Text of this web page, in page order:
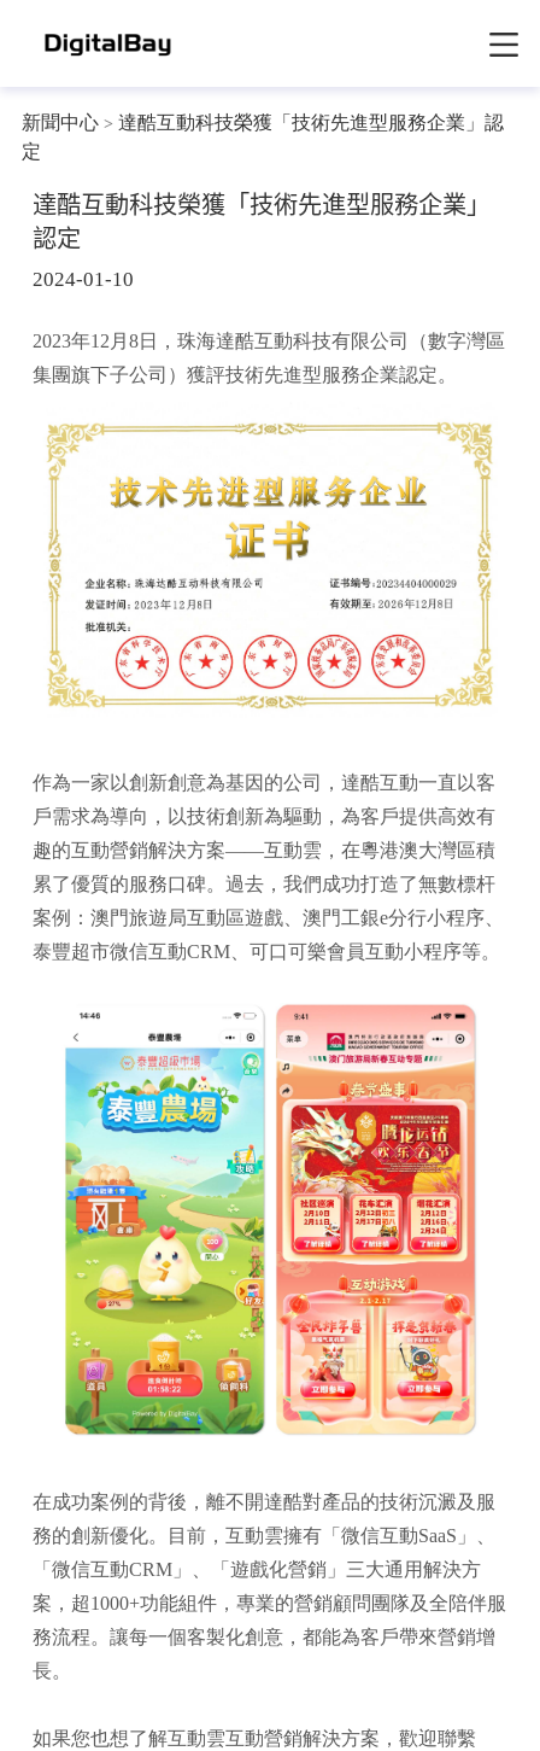
新聞中心> 達酷互動科技榮獲「技術先進型服務企業」認
定
達酷互動科技榮獲「技術先進型服務企業」
認定
2024-01-10
2023年12月8日，珠海達酷互動科技有限公司（數字灣區
集團旗下子公司）獲評技術先進型服務企業認定。
作為一家以創新創意為基因的公司，達酷互動一直以客
戶需求為導向，以技術創新為驅動，為客戶提供高效有
趣的互動營銷解決方案——互動雲，在粵港澳大灣區積
累了優質的服務口碑。過去，我們成功打造了無數標杆
案例：澳門旅遊局互動區遊戲、澳門工銀e分行小程序、
泰豐超市微信互動CRM、可口可樂會員互動小程序等。
在成功案例的背後，離不開達酷對產品的技術沉澱及服
務的創新優化。目前，互動雲擁有「微信互動SaaS」、
「微信互動CRM」、「遊戲化營銷」三大通用解決方
案，超1000+功能組件，專業的營銷顧問團隊及全陪伴服
務流程。讓每一個客製化創意，都能為客戶帶來營銷增
長。
如果您也想了解互動雲互動營銷解決方案，歡迎聯繫